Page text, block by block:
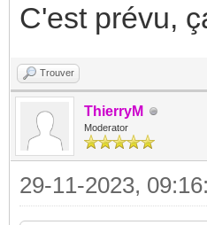
C'est prévu,
Trouver
ThierryM
Moderator
29-11-2023,